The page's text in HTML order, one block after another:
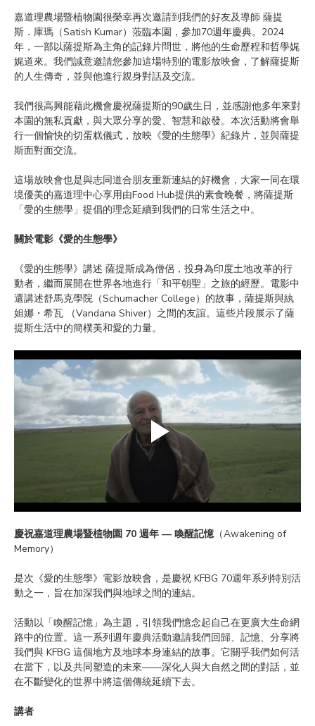
嘉道理農場暨植物園很榮幸再次邀請到我們的好友及導師 薩提
斯．庫瑪（Satish Kumar）蒞臨本園，參加70週年慶典。2024
年，一部以薩提斯為主角的記錄片問世，將他的生命歷程和哲學娓
娓道來。我們誠意邀請您參加這場特別的電影放映會，了解薩提斯
的人生傳奇，並與他進行親身對話及交流。
我們很高興能藉此機會慶祝薩提斯的90歲生日，並感謝他多年來對
本園的無私貢獻，與大眾分享的愛、智慧和啟發。本次活動將會舉
行一個愉快的切蛋糕儀式，放映《愛的生態學》紀錄片，並與薩提
斯面對面交流。
這場放映會也是與志同道合朋友重新連結的好機會，大家一同在環
境優美的嘉道理中心享用由Food Hub提供的素食晚餐，將薩提斯
「愛的生態學」提倡的理念延續到我們的日常生活之中。
關於電影《愛的生態學》
《愛的生態學》講述 薩提斯成為僧侶，投身為印度土地改革的行
動者，繼而展開在世界各地進行「和平朝聖」之旅的經歷。電影中
還講述舒馬克學院（Schumacher College）的故事，薩提斯與紈
妲娜・希瓦 （Vandana Shiver）之間的友誼。這些片段展示了薩
提斯生活中的簡樸美和愛的力量。
慶祝嘉道理農場暨植物園 70 週年 — 喚醒記憶（Awakening of
Memory）
是次《愛的生態學》電影放映會，是慶祝 KFBG 70週年系列特別活
動之一，旨在加深我們與地球之間的連結。
活動以「喚醒記憶」為主題，引領我們憶念起自己在更廣大生命網
路中的位置。這一系列週年慶典活動邀請我們回歸、記憶、分享將
我們與 KFBG 這個地方及地球本身連結的故事。它關乎我們如何活
在當下，以及共同塑造的未來——深化人與大自然之間的對話，並
在不斷變化的世界中將這個傳統延續下去。
講者